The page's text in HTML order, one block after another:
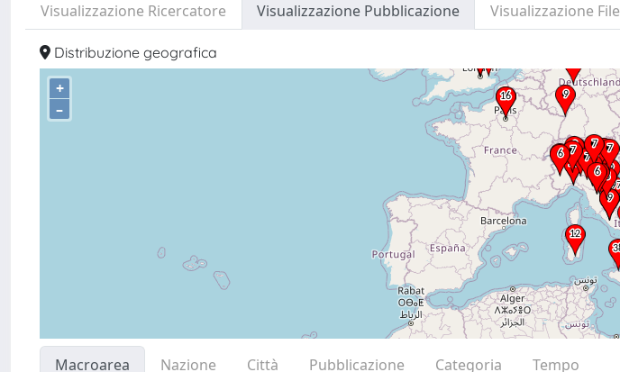
Visualizzazione Ricercatore Visualizzazione Pubblicazione Visualizzazione File
Distribuzione geografica
+
–
Macroarea Nazione Città Pubblicazione Categoria
Tempo